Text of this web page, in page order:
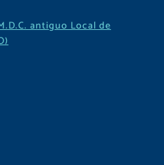
antiguo Local de